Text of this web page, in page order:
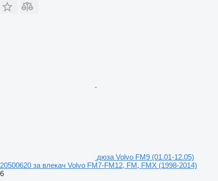
дюза Volvo FM9 (01.01-12.05)
20500620 за влекач Volvo FM7-FM12, FM, FMX (1998-2014)
6